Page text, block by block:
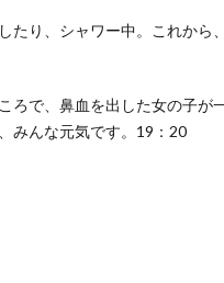
たり、シャワー中。これから
ろで、鼻血を出した女の子が
みんな元気です。19：20